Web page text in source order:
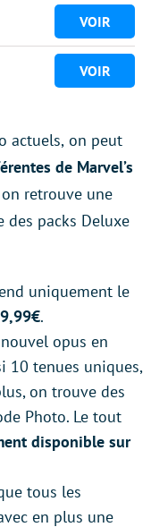
actuels, on peut
de Marvel’s
retrouve une
des packs Deluxe
uniquement le
.
opus en
10 tenues uniques,
on trouve des
Photo. Le tout
disponible sur
tous les
en plus une